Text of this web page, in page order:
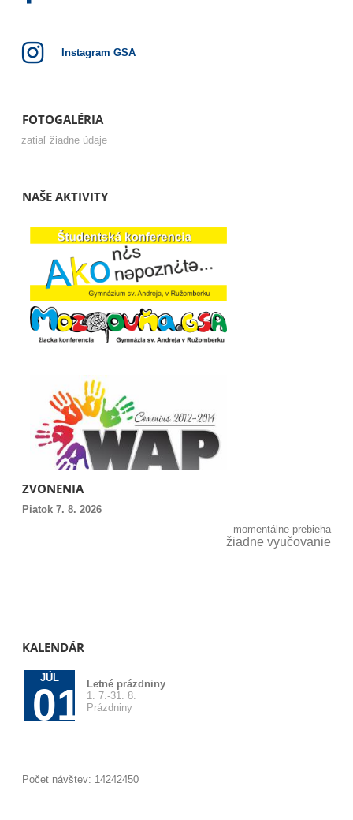
Instagram GSA
FOTOGALÉRIA
zatiaľ žiadne údaje
NAŠE AKTIVITY
ZVONENIA
Piatok 7. 8. 2026
momentálne prebieha
žiadne vyučovanie
KALENDÁR
JÚL
01
Letné prázdniny
1. 7.-31. 8.
Prázdniny
Počet návštev: 14242450